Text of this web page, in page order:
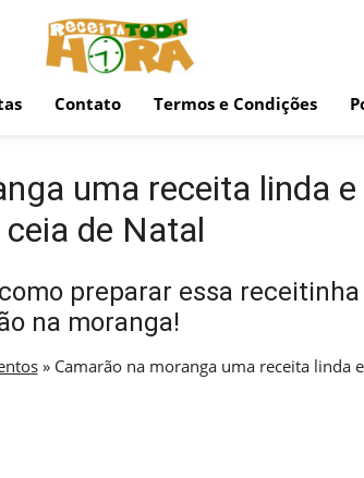
Contato Termos e Condições
uma receita linda
de Natal
preparar essa receitinha
na moranga!
» Camarão na moranga uma receita linda